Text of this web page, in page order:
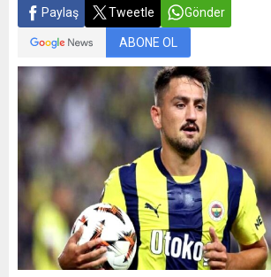
Paylaş Tweetle Gönder
ABONE OL